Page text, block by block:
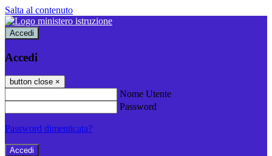
Salta al contenuto
Accedi
Accedi
button close ×
Nome Utente
Password
Password dimenticata?